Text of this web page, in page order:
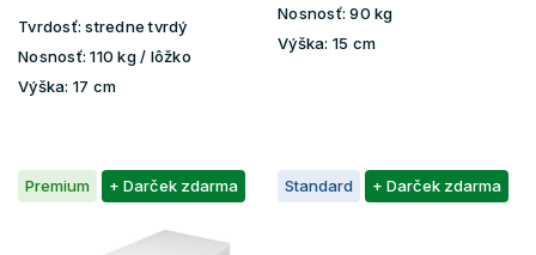
Tvrdosť: stredne tvrdý
Nosnosť:110 kg / lôžko
Výška: 17 cm
Nosnosť: 90 kg
Výška: 15 cm
Premium + Darček zdarma Standard + Darček zdarma